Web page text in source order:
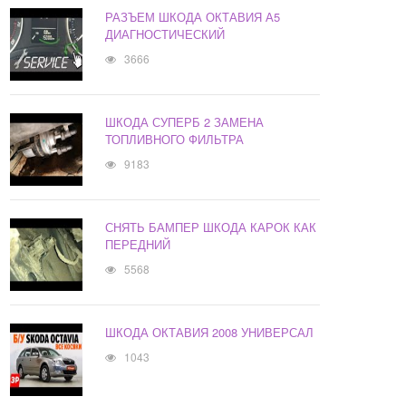
РАЗЪЕМ ШКОДА ОКТАВИЯ А5
ДИАГНОСТИЧЕСКИЙ
3666
ШКОДА СУПЕРБ 2 ЗАМЕНА
ТОПЛИВНОГО ФИЛЬТРА
9183
СНЯТЬ БАМПЕР ШКОДА КАРОК КАК
ПЕРЕДНИЙ
5568
ШКОДА ОКТАВИЯ 2008 УНИВЕРСАЛ
1043